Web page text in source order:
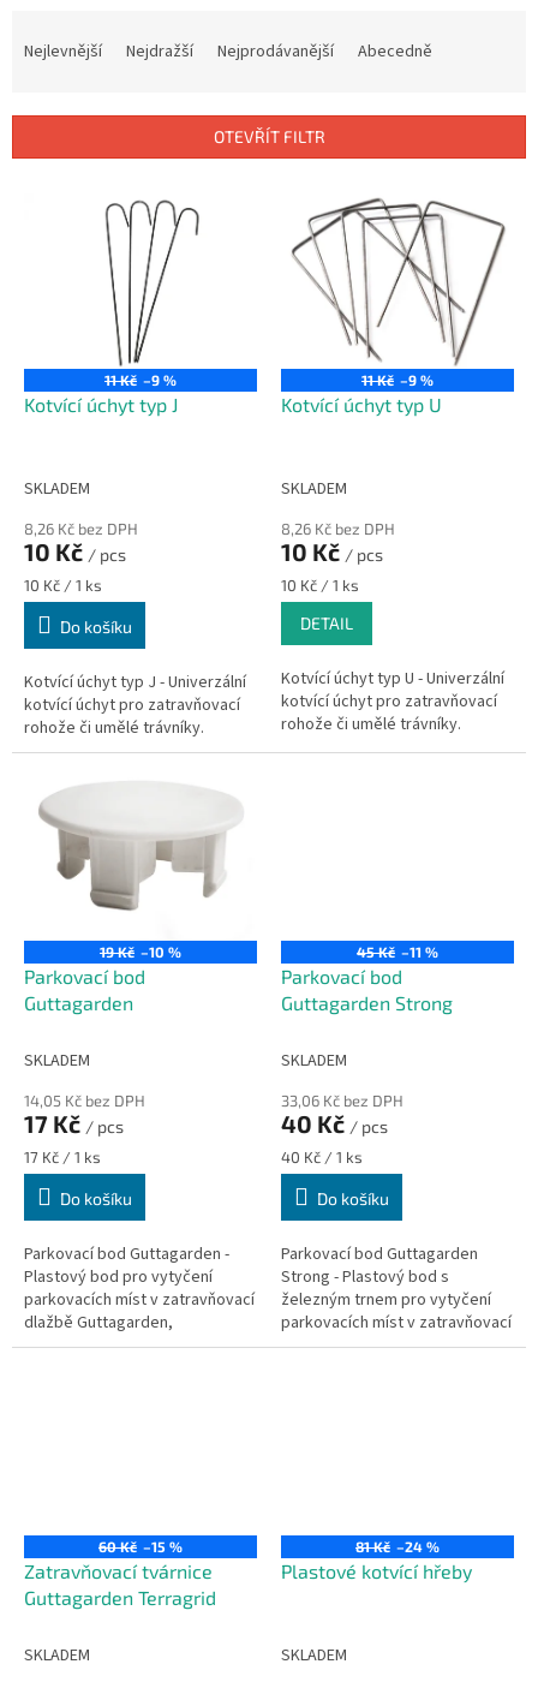
í
Nejlevnější Nejdražší Nejprodávanější Abecedně
OTEVŘÍT FILTR
11 Kč –9 %
Kotvící úchyt typ J
SKLADEM
8,26 Kč bez DPH
10 Kč / pcs
Měrná
cena:
10 Kč / 1 ks
Do košíku
Kotvící úchyt typ J - Univerzální
kotvící úchyt pro zatravňovací
rohože či umělé trávníky.
11 Kč –9 %
Kotvící úchyt typ U
SKLADEM
8,26 Kč bez DPH
10 Kč / pcs
Měrná
cena:
10 Kč / 1 ks
DETAIL
Kotvící úchyt typ U - Univerzální
kotvící úchyt pro zatravňovací
rohože či umělé trávníky.
19 Kč –10 %
Parkovací bod
Guttagarden
SKLADEM
14,05 Kč bez DPH
17 Kč / pcs
Měrná
cena:
17 Kč / 1 ks
Do košíku
Parkovací bod Guttagarden -
Plastový bod pro vytyčení
parkovacích míst v zatravňovací
dlažbě Guttagarden,
zatravňovací dlažba tak může
45 Kč –11 %
Parkovací bod
Guttagarden Strong
SKLADEM
33,06 Kč bez DPH
40 Kč / pcs
Měrná
cena:
40 Kč / 1 ks
Do košíku
Parkovací bod Guttagarden
Strong - Plastový bod s
železným trnem pro vytyčení
parkovacích míst v zatravňovací
dlažbě Guttagarden Strong.
60 Kč –15 %
Zatravňovací tvárnice
Guttagarden Terragrid
SKLADEM
81 Kč –24 %
Plastové kotvící hřeby
SKLADEM